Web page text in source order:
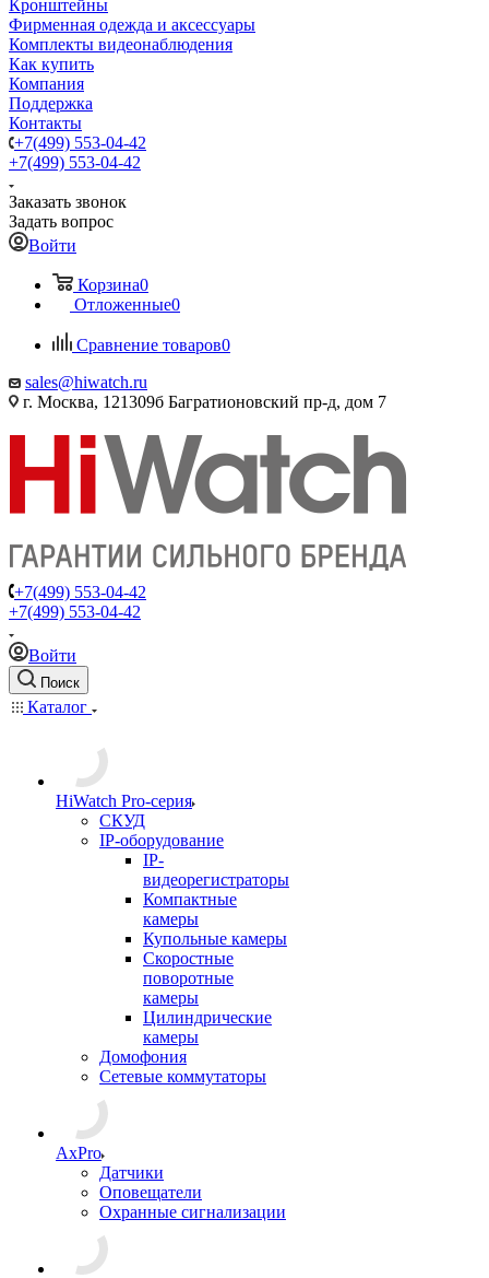
Кронштейны
Фирменная одежда и аксессуары
Комплекты видеонаблюдения
Как купить
Компания
Поддержка
Контакты
+7(499) 553-04-42
+7(499) 553-04-42
Заказать звонок
Задать вопрос
Войти
Корзина0
Отложенные0
Сравнение товаров0
sales@hiwatch.ru
г. Москва, 121309б Багратионовский пр-д, дом 7
+7(499) 553-04-42
+7(499) 553-04-42
Войти
Поиск
Каталог
HiWatch Pro-серия
CКУД
IP-оборудование
IP-
видеорегистраторы
Компактные
камеры
Купольные камеры
Скоростные
поворотные
камеры
Цилиндрические
камеры
Домофония
Сетевые коммутаторы
AxPro
Датчики
Оповещатели
Охранные сигнализации